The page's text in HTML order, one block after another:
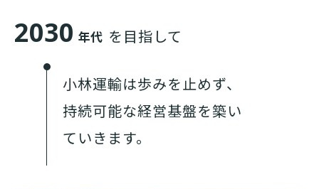
2030 年代 を目指して
小林運輸は歩みを止めず、
持続可能な経営基盤を築い
ていきます。